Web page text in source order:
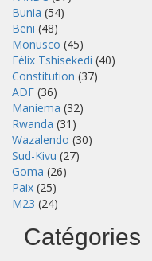
Bunia (54)
Beni (48)
Monusco (45)
Félix Tshisekedi (40)
Constitution (37)
ADF (36)
Maniema (32)
Rwanda (31)
Wazalendo (30)
Sud-Kivu (27)
Goma (26)
Paix (25)
M23 (24)
Catégories